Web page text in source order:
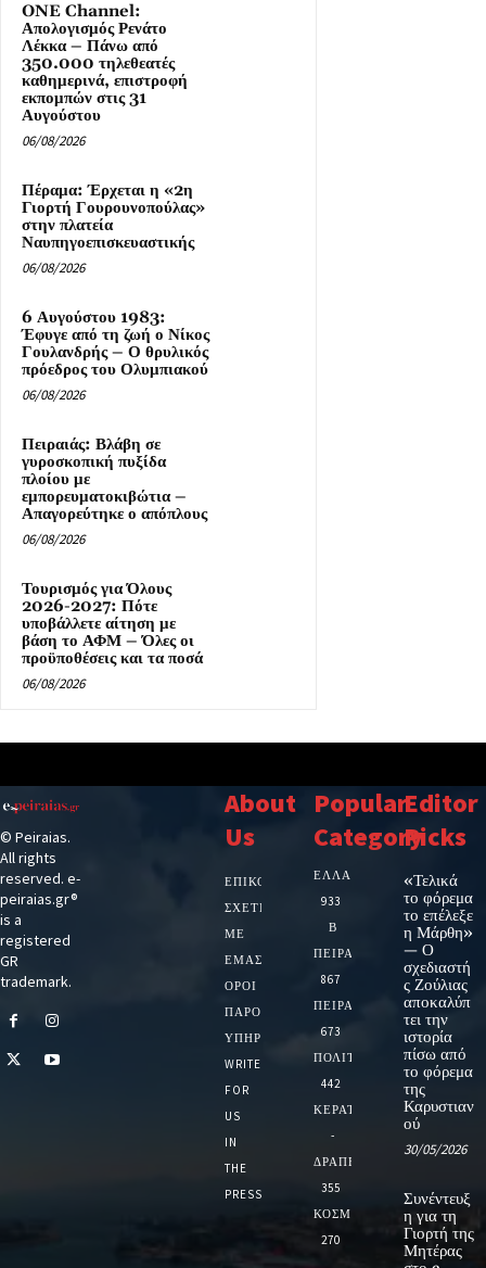
ONE Channel:
Απολογισμός Ρενάτο
Λέκκα – Πάνω από
350.000 τηλεθεατές
καθημερινά, επιστροφή
εκπομπών στις 31
Αυγούστου
06/08/2026
Πέραμα: Έρχεται η «2η
Γιορτή Γουρουνοπούλας»
στην πλατεία
Ναυπηγοεπισκευαστικής
06/08/2026
6 Αυγούστου 1983:
Έφυγε από τη ζωή ο Νίκος
Γουλανδρής – Ο θρυλικός
πρόεδρος του Ολυμπιακού
06/08/2026
Πειραιάς: Βλάβη σε
γυροσκοπική πυξίδα
πλοίου με
εμπορευματοκιβώτια –
Απαγορεύτηκε ο απόπλους
06/08/2026
Τουρισμός για Όλους
2026-2027: Πότε
υποβάλλετε αίτηση με
βάση το ΑΦΜ – Όλες οι
προϋποθέσεις και τα ποσά
06/08/2026
© Peiraias.
All rights
reserved. e-
peiraias.gr®
is a
registered
GR
trademark.
About
Us
ΕΠΙΚΟΙΝΩΝΙΑ
ΣΧΕΤΙΚΆ
ΜΕ
ΕΜΆΣ
ΌΡΟΙ
ΠΑΡΟΧΉΣ
ΥΠΗΡΕΣΙΏΝ
WRITE
FOR
US
IN
THE
PRESS
Popular
Category
ΕΛΛΑΔΑ
933
Β
ΠΕΙΡΑΙΑ
867
ΠΕΙΡΑΙΑΣ
673
ΠΟΛΙΤΙΚΗ
442
ΚΕΡΑΤΣΙΝΙ
-
ΔΡΑΠΕΤΣΩΝΑ
355
ΚΟΣΜΟΣ
270
Editor
Picks
«Τελικά
το φόρεμα
το επέλεξε
η Μάρθη»
— Ο
σχεδιαστή
ς Ζούλιας
αποκαλύπ
τει την
ιστορία
πίσω από
το φόρεμα
της
Καρυστιαν
ού
30/05/2026
Συνέντευξ
η για τη
Γιορτή της
Μητέρας